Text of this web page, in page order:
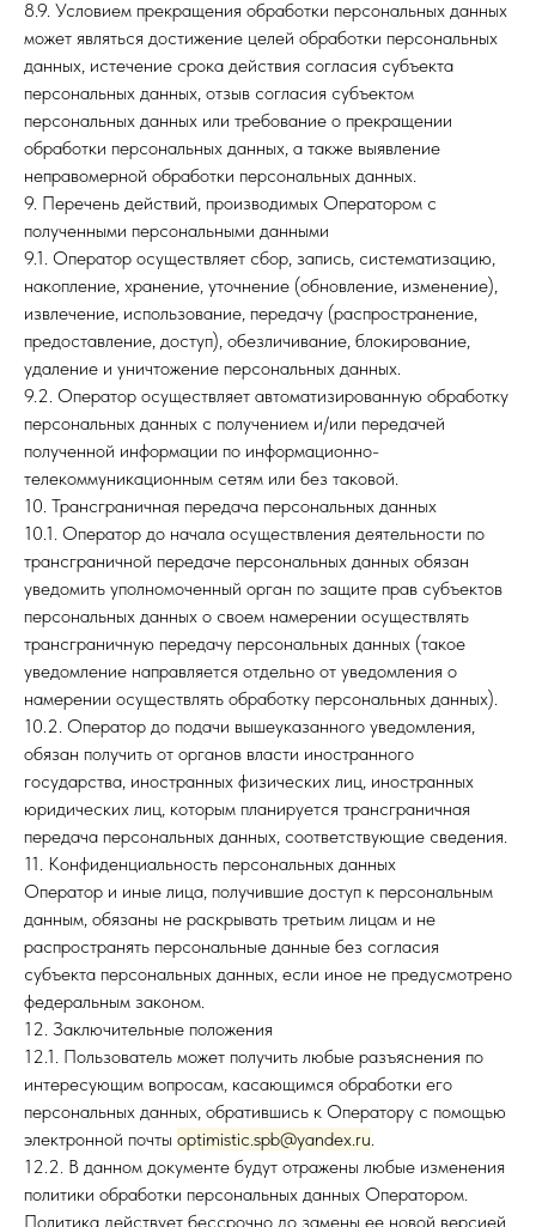
8.9. Условием прекращения обработки персональных данных
может являться достижение целей обработки персональных
данных, истечение срока действия согласия субъекта
персональных данных, отзыв согласия субъектом
персональных данных или требование о прекращении
обработки персональных данных, а также выявление
неправомерной обработки персональных данных.
9. Перечень действий, производимых Оператором с
полученными персональными данными
9.1. Оператор осуществляет сбор, запись, систематизацию,
накопление, хранение, уточнение (обновление, изменение),
извлечение, использование, передачу (распространение,
предоставление, доступ), обезличивание, блокирование,
удаление и уничтожение персональных данных.
9.2. Оператор осуществляет автоматизированную обработку
персональных данных с получением и/или передачей
полученной информации по информационно-
телекоммуникационным сетям или без таковой.
10. Трансграничная передача персональных данных
10.1. Оператор до начала осуществления деятельности по
трансграничной передаче персональных данных обязан
уведомить уполномоченный орган по защите прав субъектов
персональных данных о своем намерении осуществлять
трансграничную передачу персональных данных (такое
уведомление направляется отдельно от уведомления о
намерении осуществлять обработку персональных данных).
10.2. Оператор до подачи вышеуказанного уведомления,
обязан получить от органов власти иностранного
государства, иностранных физических лиц, иностранных
юридических лиц, которым планируется трансграничная
передача персональных данных, соответствующие сведения.
11. Конфиденциальность персональных данных
Оператор и иные лица, получившие доступ к персональным
данным, обязаны не раскрывать третьим лицам и не
распространять персональные данные без согласия
субъекта персональных данных, если иное не предусмотрено
федеральным законом.
12. Заключительные положения
12.1. Пользователь может получить любые разъяснения по
интересующим вопросам, касающимся обработки его
персональных данных, обратившись к Оператору с помощью
электронной почты optimistic.spb@yandex.ru.
12.2. В данном документе будут отражены любые изменения
политики обработки персональных данных Оператором.
Политика действует бессрочно до замены ее новой версией.